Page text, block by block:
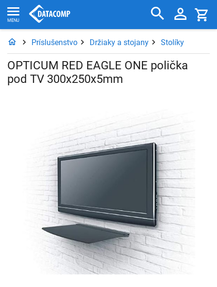
Príslušenstvo Držiaky a stojany Stolíky
OPTICUM RED EAGLE ONE polička
pod TV 300x250x5mm